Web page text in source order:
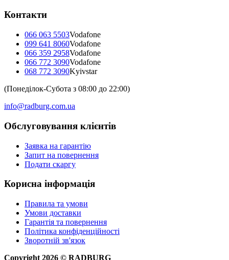
Контакти
066 063 5503Vodafone
099 641 8060Vodafone
066 359 2958Vodafone
066 772 3090Vodafone
068 772 3090Kyivstar
(Понеділок-Субота з 08:00 до 22:00)
info@radburg.com.ua
Обслуговування клієнтів
Заявка на гарантію
Запит на повернення
Подати скаргу
Корисна інформація
Правила та умови
Умови доставки
Гарантія та повернення
Політика конфіденційності
Зворотній зв'язок
Copyright 2026 © RADBURG